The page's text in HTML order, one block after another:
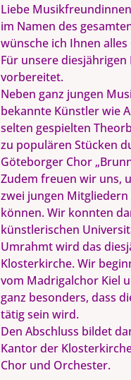
Liebe
im Namen des
wünsche ich Ihnen
Für unsere
vorbereitet.
Neben ganz jungen
bekannte Künstler wie
selten gespielten
zu populären Stücken
Göteborger Chor
Zudem freuen wir uns,
zwei jungen
können. Wir konnten
künstlerischen
Umrahmt wird das
Klosterkirche. Wir
vom Madrigalchor Kiel
ganz besonders, dass
tätig sein wird.
Den Abschluss bildet
Kantor der
Chor und Orchester.